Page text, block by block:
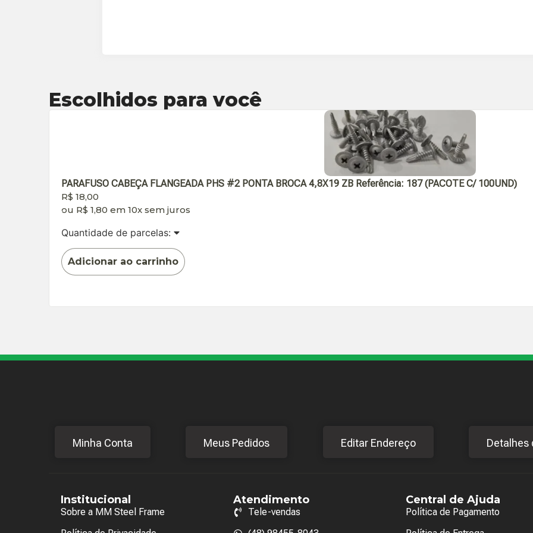
Escolhidos para você
PARAFUSO CABEÇA FLANGEADA PHS #2 PONTA BROCA 4,8X19 ZB Referência: 187 (PACOTE C/ 100UND)
R$ 18,00
ou R$ 1,80 em 10x sem juros
Quantidade de parcelas:
Adicionar ao carrinho
Minha Conta Meus Pedidos Editar Endereço Detalhes
Institucional
Sobre a MM Steel Frame
Atendimento
Tele-vendas
Central de Ajuda
Política de Pagamento